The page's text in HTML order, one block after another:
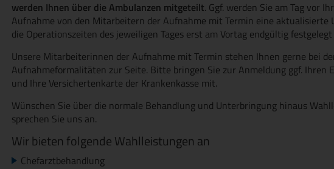
werden Ihnen über die Ambulanzen mitgeteilt. Ggf. werden Sie am Tag vor
Aufnahme von den Mitarbeitern der Aufnahme mit Termin eine aktualisierte
die Operationszeiten des jeweiligen Tages erst am Vortag endgültig
Unsere Mitarbeiterinnen der Aufnahme mit Termin stehen Ihnen gerne bei
Aufnahmeformalitäten zur Seite. Bitte bringen Sie zur Anmeldung ggf. Ihren
und Ihre Versichertenkarte der Krankenkasse mit.
Wünschen Sie über die normale Behandlung und Unterbringung hinaus
sprechen Sie uns an.
Wir bieten folgende Wahlleistungen an
Chefarztbehandlung